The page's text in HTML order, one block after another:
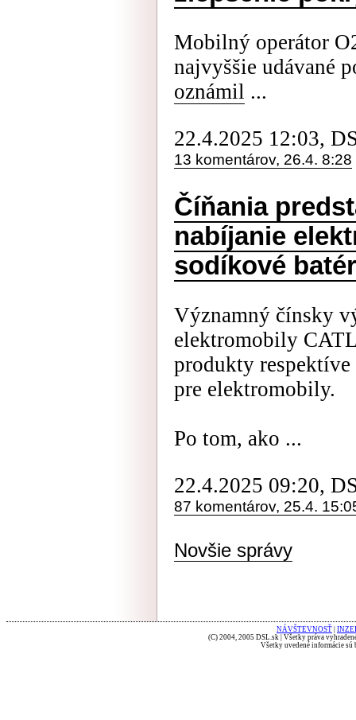
Mobilný operátor
najvyššie udávané
oznámil ...
22.4.2025 12:03,
13 komentárov, 26.4. 8:28
Číňania
nabíjanie
sodíkové
Významný čínsky
elektromobily
produkty
pre elektromobily.
Po tom, ako ...
22.4.2025 09:20,
87 komentárov, 25.4.
Novšie správy
NÁVŠTEVNOSŤ
(C) 2004, 2005 DSL.sk | Všetky práva
Všetky uvedené informácie sú